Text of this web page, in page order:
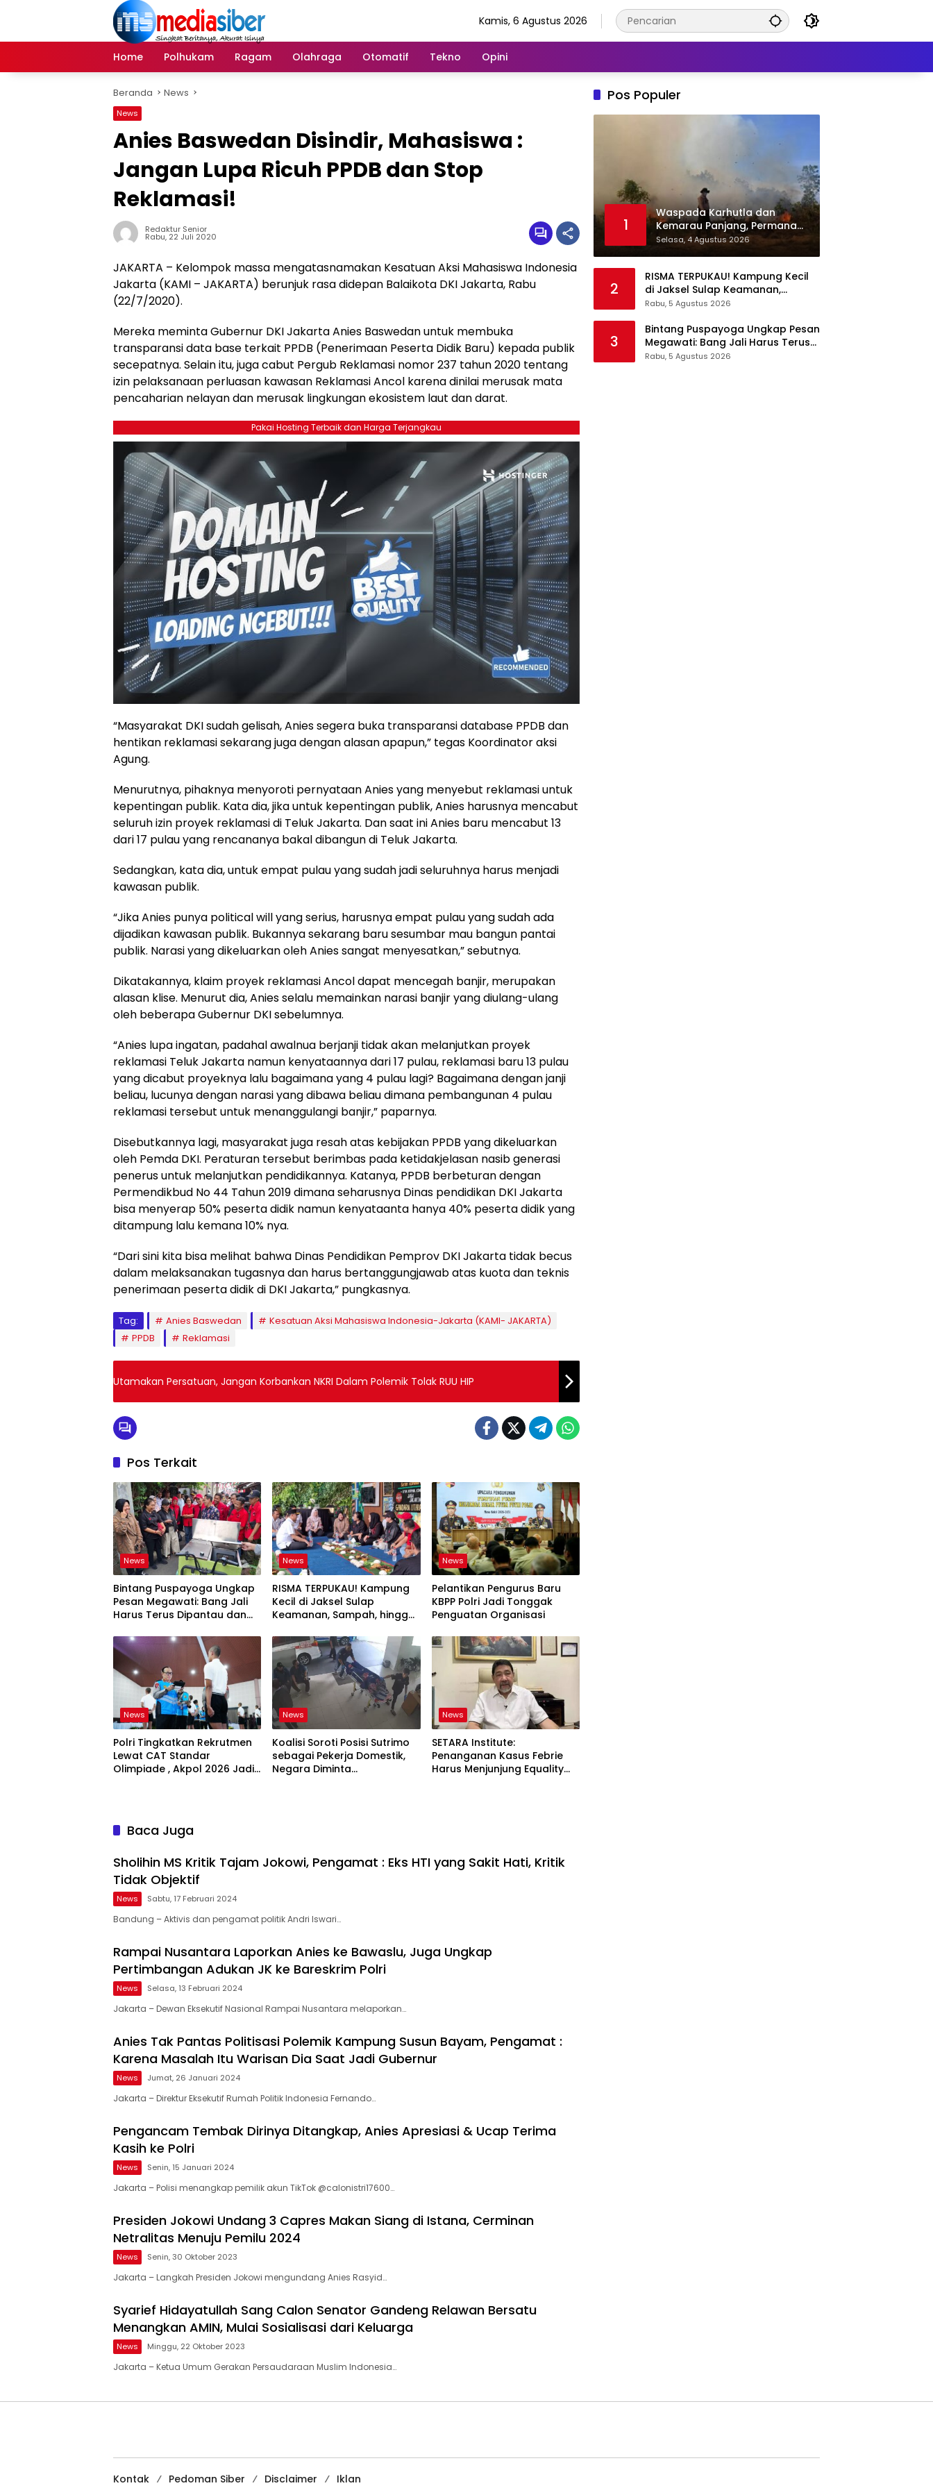
Kamis, 6 Agustus 2026
Home Polhukam Ragam Olahraga Otomatif Tekno Opini
Beranda News
News
Anies Baswedan Disindir, Mahasiswa :
Jangan Lupa Ricuh PPDB dan Stop
Reklamasi!
Redaktur Senior
Rabu, 22 Juli 2020
JAKARTA – Kelompok massa mengatasnamakan Kesatuan Aksi Mahasiswa Indonesia
Jakarta (KAMI – JAKARTA) berunjuk rasa didepan Balaikota DKI Jakarta, Rabu
(22/7/2020).
Mereka meminta Gubernur DKI Jakarta Anies Baswedan untuk membuka
transparansi data base terkait PPDB (Penerimaan Peserta Didik Baru) kepada publik
secepatnya. Selain itu, juga cabut Pergub Reklamasi nomor 237 tahun 2020 tentang
izin pelaksanaan perluasan kawasan Reklamasi Ancol karena dinilai merusak mata
pencaharian nelayan dan merusak lingkungan ekosistem laut dan darat.
Pakai Hosting Terbaik dan Harga Terjangkau
“Masyarakat DKI sudah gelisah, Anies segera buka transparansi database PPDB dan
hentikan reklamasi sekarang juga dengan alasan apapun,” tegas Koordinator aksi
Agung.
Menurutnya, pihaknya menyoroti pernyataan Anies yang menyebut reklamasi untuk
kepentingan publik. Kata dia, jika untuk kepentingan publik, Anies harusnya mencabut
seluruh izin proyek reklamasi di Teluk Jakarta. Dan saat ini Anies baru mencabut 13
dari 17 pulau yang rencananya bakal dibangun di Teluk Jakarta.
Sedangkan, kata dia, untuk empat pulau yang sudah jadi seluruhnya harus menjadi
kawasan publik.
“Jika Anies punya political will yang serius, harusnya empat pulau yang sudah ada
dijadikan kawasan publik. Bukannya sekarang baru sesumbar mau bangun pantai
publik. Narasi yang dikeluarkan oleh Anies sangat menyesatkan,” sebutnya.
Dikatakannya, klaim proyek reklamasi Ancol dapat mencegah banjir, merupakan
alasan klise. Menurut dia, Anies selalu memainkan narasi banjir yang diulang-ulang
oleh beberapa Gubernur DKI sebelumnya.
“Anies lupa ingatan, padahal awalnua berjanji tidak akan melanjutkan proyek
reklamasi Teluk Jakarta namun kenyataannya dari 17 pulau, reklamasi baru 13 pulau
yang dicabut proyeknya lalu bagaimana yang 4 pulau lagi? Bagaimana dengan janji
beliau, lucunya dengan narasi yang dibawa beliau dimana pembangunan 4 pulau
reklamasi tersebut untuk menanggulangi banjir,” paparnya.
Disebutkannya lagi, masyarakat juga resah atas kebijakan PPDB yang dikeluarkan
oleh Pemda DKI. Peraturan tersebut berimbas pada ketidakjelasan nasib generasi
penerus untuk melanjutkan pendidikannya. Katanya, PPDB berbeturan dengan
Permendikbud No 44 Tahun 2019 dimana seharusnya Dinas pendidikan DKI Jakarta
bisa menyerap 50% peserta didik namun kenyataanta hanya 40% peserta didik yang
ditampung lalu kemana 10% nya.
“Dari sini kita bisa melihat bahwa Dinas Pendidikan Pemprov DKI Jakarta tidak becus
dalam melaksanakan tugasnya dan harus bertanggungjawab atas kuota dan teknis
penerimaan peserta didik di DKI Jakarta,” pungkasnya.
Tag: Anies Baswedan
Kesatuan Aksi Mahasiswa Indonesia-Jakarta (KAMI- JAKARTA)
PPDB
Reklamasi
Utamakan Persatuan, Jangan Korbankan NKRI Dalam Polemik Tolak RUU HIP
Pos Terkait
News
Bintang Puspayoga Ungkap
Pesan Megawati: Bang Jali
Harus Terus Dipantau dan
News
RISMA TERPUKAU! Kampung
Kecil di Jaksel Sulap
Keamanan, Sampah, hingga
Sistem
News
Pelantikan Pengurus Baru
KBPP Polri Jadi Tonggak
Penguatan Organisasi
News
Polri Tingkatkan Rekrutmen
Lewat CAT Standar
Olimpiade , Akpol 2026 Jadi
News
Koalisi Soroti Posisi Sutrimo
sebagai Pekerja Domestik,
Negara Diminta
News
SETARA Institute:
Penanganan Kasus Febrie
Harus Menjunjung Equality
Baca Juga
Sholihin MS Kritik Tajam Jokowi, Pengamat : Eks HTI yang Sakit Hati, Kritik
Tidak Objektif
News Sabtu, 17 Februari 2024
Bandung – Aktivis dan pengamat politik Andri Iswari…
Rampai Nusantara Laporkan Anies ke Bawaslu, Juga Ungkap
Pertimbangan Adukan JK ke Bareskrim Polri
News Selasa, 13 Februari 2024
Jakarta – Dewan Eksekutif Nasional Rampai Nusantara melaporkan…
Anies Tak Pantas Politisasi Polemik Kampung Susun Bayam, Pengamat :
Karena Masalah Itu Warisan Dia Saat Jadi Gubernur
News Jumat, 26 Januari 2024
Jakarta – Direktur Eksekutif Rumah Politik Indonesia Fernando…
Pengancam Tembak Dirinya Ditangkap, Anies Apresiasi & Ucap Terima
Kasih ke Polri
News Senin, 15 Januari 2024
Jakarta – Polisi menangkap pemilik akun TikTok @calonistri17600…
Presiden Jokowi Undang 3 Capres Makan Siang di Istana, Cerminan
Netralitas Menuju Pemilu 2024
News Senin, 30 Oktober 2023
Jakarta – Langkah Presiden Jokowi mengundang Anies Rasyid…
Syarief Hidayatullah Sang Calon Senator Gandeng Relawan Bersatu
Menangkan AMIN, Mulai Sosialisasi dari Keluarga
News Minggu, 22 Oktober 2023
Jakarta – Ketua Umum Gerakan Persaudaraan Muslim Indonesia…
Pos Populer
1
Waspada Karhutla dan
Kemarau Panjang, Permana
Irmansyah Tekankan Mitigasi
Berbasis Komunitas
Selasa, 4 Agustus 2026
2
RISMA TERPUKAU! Kampung Kecil
di Jaksel Sulap Keamanan,
Sampah, hingga Ketahanan
Rabu, 5 Agustus 2026
3
Bintang Puspayoga Ungkap Pesan
Megawati: Bang Jali Harus Terus
Dipantau dan Dikembangkan
Rabu, 5 Agustus 2026
Kontak Pedoman Siber Disclaimer Iklan